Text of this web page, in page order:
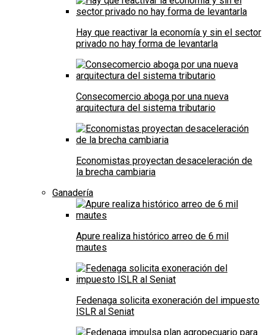
Hay que reactivar la economía y sin el sector
privado no hay forma de levantarla
Consecomercio aboga por una nueva
arquitectura del sistema tributario
Economistas proyectan desaceleración de
la brecha cambiaria
Ganadería
Apure realiza histórico arreo de 6 mil
mautes
Fedenaga solicita exoneración del impuesto
ISLR al Seniat